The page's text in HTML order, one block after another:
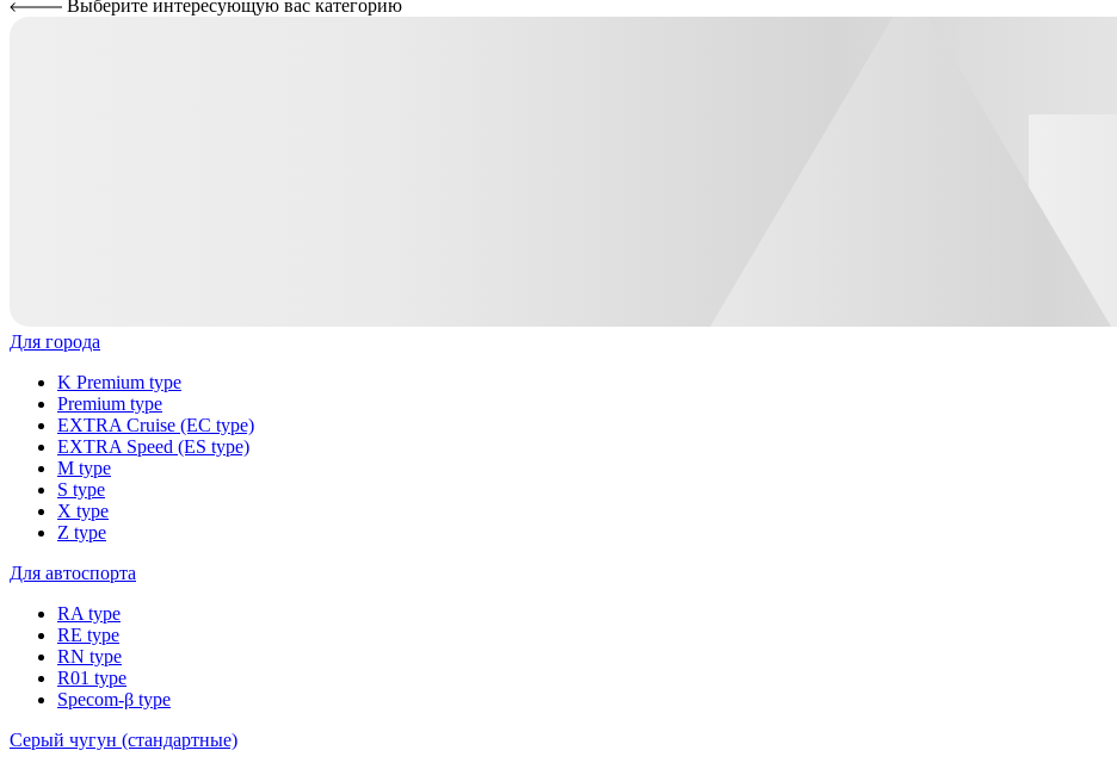
Выберите интересующую вас категорию
Для города
K Premium type
Premium type
EXTRA Cruise (EC type)
EXTRA Speed (ES type)
M type
S type
X type
Z type
Для автоспорта
RA type
RE type
RN type
R01 type
Specom-β type
Серый чугун (стандартные)